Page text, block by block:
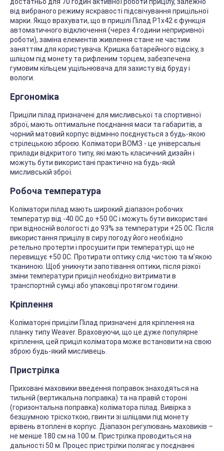
достатньо для 70 годин активної роботи прицілу, залежно
від вибраного режиму яскравості підсвічування прицільної
марки. Якщо врахувати, що в прицілі Пілад Р1х42 є функція
автоматичного відключення (через 4 години неприривної
роботи), заміна елементів живлення стане не частим
заняттям для користувача. Кришка батарейного відсіку, з
шліцом під монету та рифленим торцем, забезпечена
гумовим кільцем ущільнювача для захисту від бруду і
вологи.
Ергономіка
Приціли пілад призначені для мисливської та спортивної
зброї, мають оптимальне поєднання маси та габаритів, а
чорний матовий корпус відмінно поєднується з будь-якою
стрілецькою зброєю. Коліматори ВОМЗ - це універсальні
прилади відкритого типу, які мають класичний дизайн і
можуть бути використані практично на будь-якій
мисливській зброї.
Робоча температура
Коліматори пілад мають широкий діапазон робочих
температур від -40 0С до +50 0С і можуть бути використані
при відносній вологості до 93% за температури +25 0С. Після
використання прицілу в сиру погоду його необхідно
ретельно протерти і просушити при температурі, що не
перевищує +50 0С. Протирати оптику слід чистою та м'якою
тканиною. Щоб уникнути запотівання оптики, після різкої
зміни температури приціл необхідно витримати в
транспортній сумці або упаковці протягом години.
Кріплення
Коліматорні приціли Пілад призначені для кріплення на
планку типу Weaver. Враховуючи, що це дуже популярне
кріплення, цей приціл коліматора може встановити на свою
зброю будь-який мисливець.
Пристрілка
Приховані маховики введення поправок знаходяться на
тильній (вертикальна поправка) та на правій стороні
(горизонтальна поправка) коліматора пілад. Вивірка з
безшумною тріскоткою, гвинти зі шліцами під монету
врівень втоплені в корпус. Діапазон регулювань маховиків –
не менше 180 см на 100 м. Пристрілка проводиться на
дальності 50 м. Процес пристрілки полягає у поєднанні